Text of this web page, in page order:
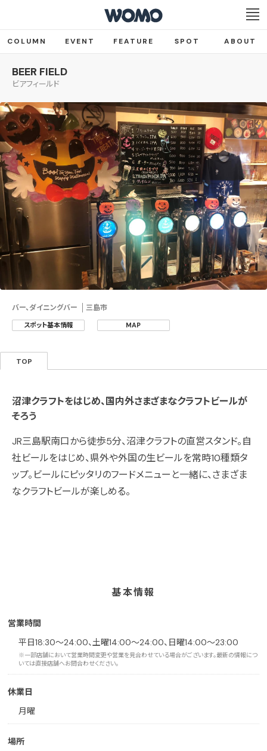
COLUMN EVENT FEATURE SPOT ABOUT
BEER FIELD
ビアフィールド
バー、ダイニングバー 三島市
スポット基本情報 MAP
TOP
沼津クラフトをはじめ、国内外さまざまなクラフトビールが
そろう
JR三島駅南口から徒歩5分、沼津クラフトの直営スタンド。自
社ビールをはじめ、県外や外国の生ビールを常時10種類タ
ップ。ビールにピッタリのフードメニューと一緒に、さまざま
なクラフトビールが楽しめる。
基本情報
営業時間
平日18:30～24:00、土曜14:00～24:00、日曜14:00～23:00
※一部店舗において営業時間変更や営業を見合わせている場合がございます。最新の情報につ
いては直接店舗へお問合わせください。
休業日
月曜
場所